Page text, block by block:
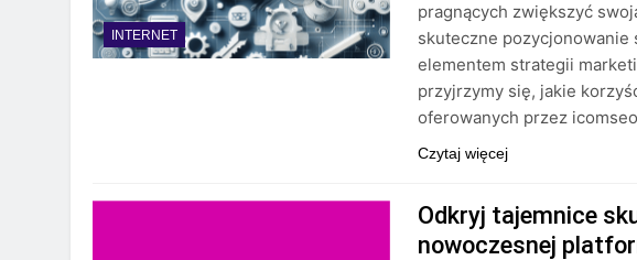
INTERNET
pragnących zwiększyć
skuteczne pozycjonowanie
elementem strategii
przyjrzymy się, jakie
oferowanych przez
Czytaj więcej
Odkryj tajemnice
nowoczesnej